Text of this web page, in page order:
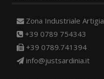
Zona Industriale
+39 0789 754343
+39 0789.741394
info@justsardinia.it